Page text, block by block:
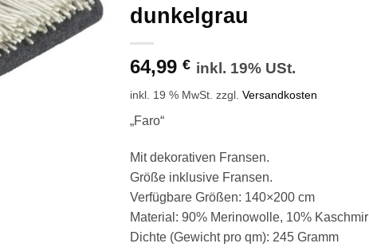
dunkelgrau
64,99 € inkl. 19% USt.
inkl. 19 % MwSt. zzgl. Versandkosten
„Faro“
Mit dekorativen Fransen.
Größe inklusive Fransen.
Verfügbare Größen: 140×200 cm
Material: 90% Merinowolle, 10% Kaschmir
Dichte (Gewicht pro qm): 245 Gramm